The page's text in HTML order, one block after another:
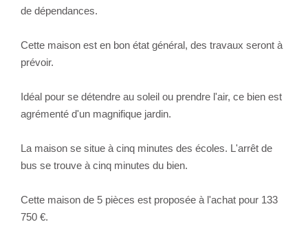
de dépendances.
Cette maison est en bon état général, des travaux seront à
prévoir.
Idéal pour se détendre au soleil ou prendre l'air, ce bien est
agrémenté d'un magnifique jardin.
La maison se situe à cinq minutes des écoles. L'arrêt de
bus se trouve à cinq minutes du bien.
Cette maison de 5 pièces est proposée à l'achat pour 133
750 €.